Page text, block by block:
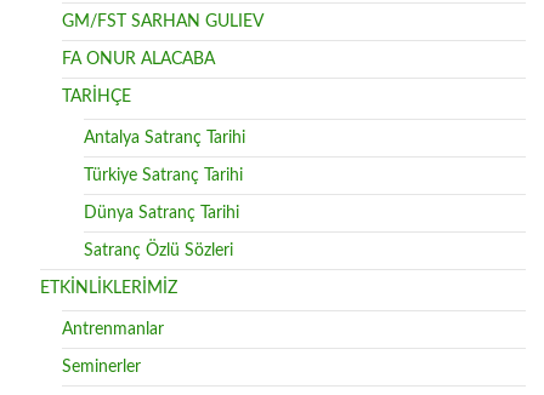
GM/FST SARHAN GULIEV
FA ONUR ALACABA
TARİHÇE
Antalya Satranç Tarihi
Türkiye Satranç Tarihi
Dünya Satranç Tarihi
Satranç Özlü Sözleri
ETKİNLİKLERİMİZ
Antrenmanlar
Seminerler